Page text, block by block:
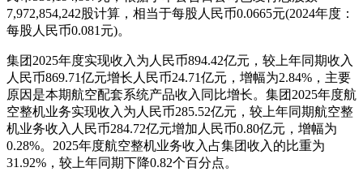
7,972,854,242股计算，相当于每股人民币0.0665元(2024年度：
每股人民币0.081元)。
集团2025年度实现收入为人民币894.42亿元，较上年同期收入
人民币869.71亿元增长人民币24.71亿元，增幅为2.84%，主要
原因是本期航空配套系统产品收入同比增长。集团2025年度航
空整机业务实现收入为人民币285.52亿元，较上年同期航空整
机业务收入人民币284.72亿元增加人民币0.80亿元，增幅为
0.28%。2025年度航空整机业务收入占集团收入的比重为
31.92%，较上年同期下降0.82个百分点。